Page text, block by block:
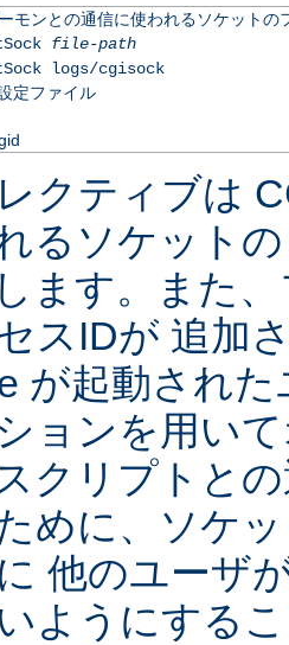
モンとの通信に使われるソケットの
file-path
logs/cgisock
定ファイル
クティブは
るソケット
ます。また
スIDが 追加
が起動され
ョンを用い
クリプトと
めに、ソケ
他のユーザ
ようにする